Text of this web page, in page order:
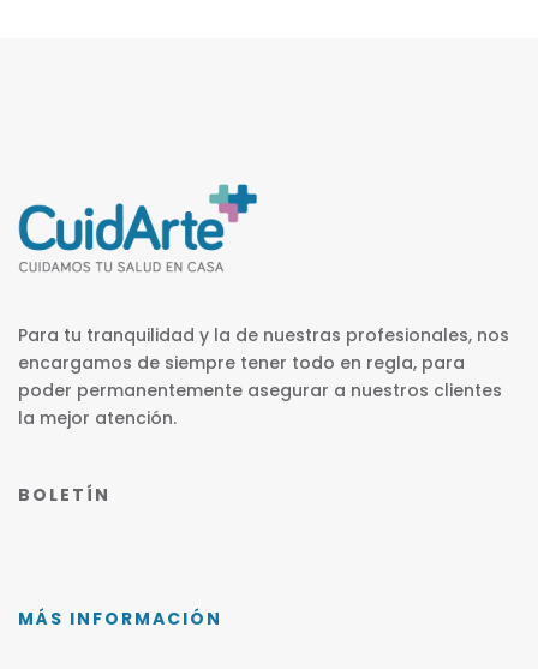
Para tu tranquilidad y la de nuestras profesionales, nos
encargamos de siempre tener todo en regla, para
poder permanentemente asegurar a nuestros clientes
la mejor atención.
BOLETÍN
MÁS INFORMACIÓN